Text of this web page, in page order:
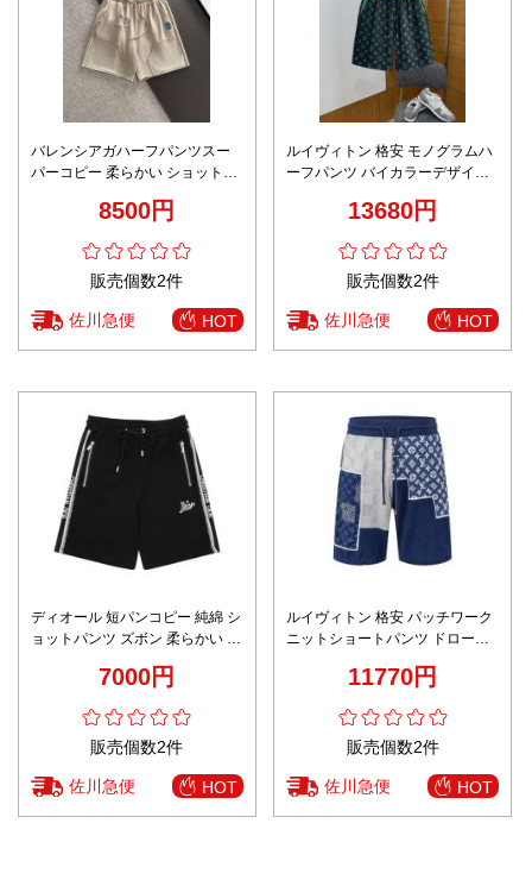
バレンシアガハーフパンツスー
パーコピー 柔らかい ショットズ
8500円
販売個数2件
佐川急便 HOT
ルイヴィトン 格安 モノグラムハ
ーフパンツ バイカラーデザイン
13680円
販売個数2件
佐川急便 HOT
ディオール 短パンコピー 純綿 シ
ョットパンツ ズボン 柔らかい 運
7000円
販売個数2件
佐川急便 HOT
ルイヴィトン 格安 パッチワーク
ニットショートパンツ ドロース
11770円
販売個数2件
佐川急便 HOT